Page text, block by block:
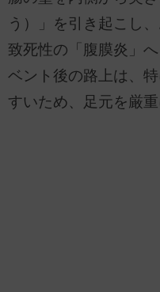
う）」を引き起こし
致死性の「腹膜炎」
ベント後の路上は、
すいため、足元を厳